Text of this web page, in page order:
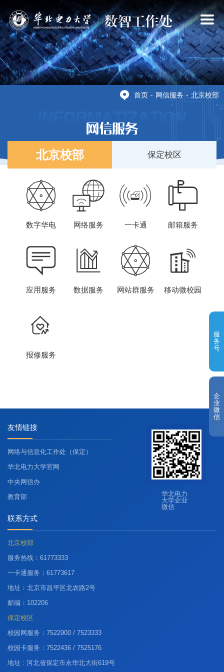
首页 - 网信服务 - 北京校部
网信服务
北京校部 保定校区
数字华电 网络服务 一卡通 邮箱服务
应用服务 数据服务 网站群服务 移动微校园
报修服务
服
务
号
企
业
微
信
友情链接
网络与信息化工作处（保定）
华北电力大学官网
中央网信办
教育部
联系方式
北京校部
服务热线：61773333
一卡通服务：61773617
地址：北京市昌平区北农路2号
邮编：102206
保定校区
校园网服务：7522900 / 7523333
校园卡服务：7522436 / 7525176
地址 : 河北省保定市永华北大街619号
华北电力
大学企业
微信